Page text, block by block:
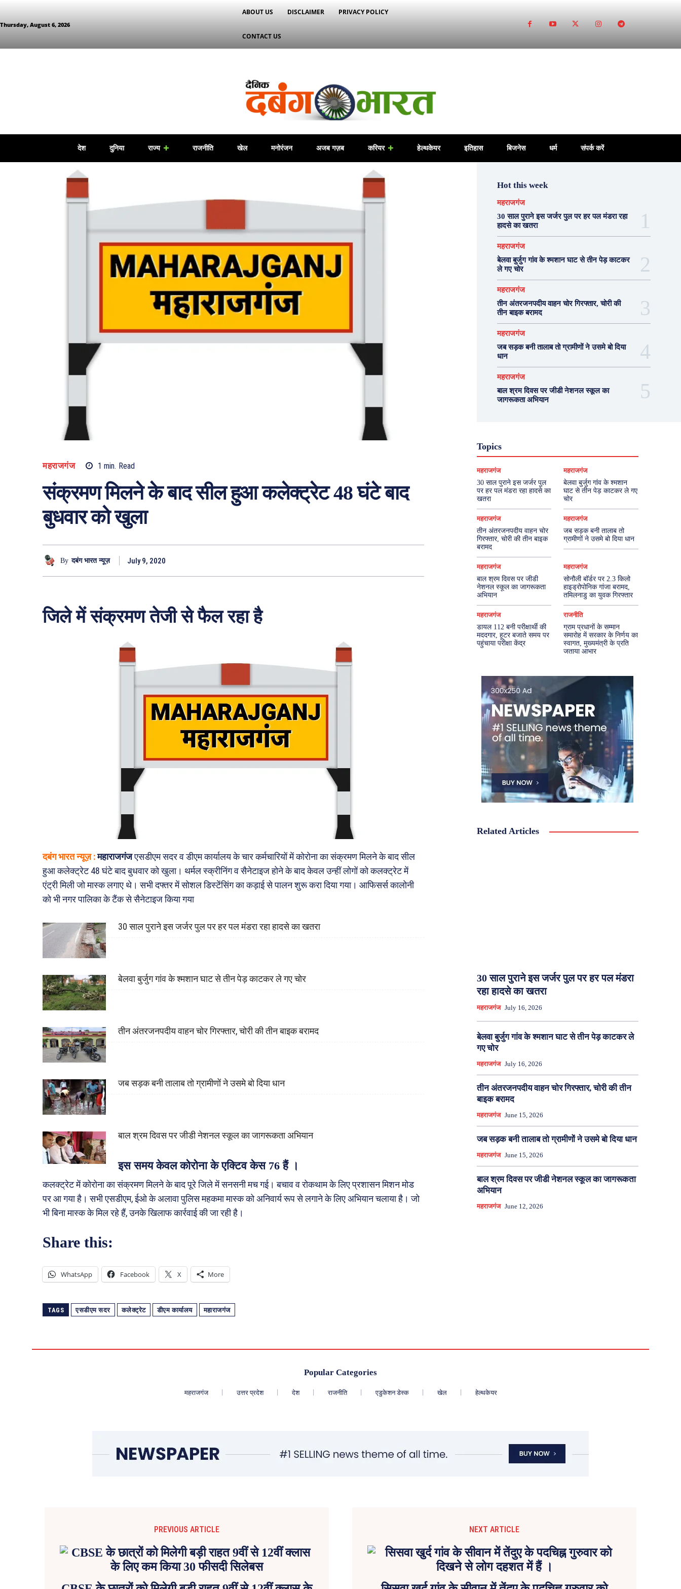
Thursday, August 6, 2026
ABOUT US DISCLAIMER PRIVACY POLICY
CONTACT US
देश दुनिया राज्य राजनीति खेल मनोरंजन अजब गज़ब करियर हेल्थकेयर इतिहास बिजनेस धर्म संपर्क करें
महराजगंज 1 min. Read
संक्रमण मिलने के बाद सील हुआ कलेक्ट्रेट 48 घंटे बाद
बुधवार को खुला
By दबंग भारत न्यूज़ July 9, 2020
जिले में संक्रमण तेजी से फैल रहा है
दबंग भारत न्यूज़ :महाराजगंजएसडीएम सदर व डीएम कार्यालय के चार कर्मचारियों में कोरोना का संक्रमण मिलने के बाद सील
हुआ कलेक्ट्रेट 48 घंटे बाद बुधवार को खुला। थर्मल स्क्रीनिंग व सैनेटाइज होने के बाद केवल उन्हीं लोगों को कलक्ट्रेट में
एंट्री मिली जो मास्क लगाए थे। सभी दफ्तर में सोशल डिस्टेंसिंग का कड़ाई से पालन शुरू करा दिया गया। आफिसर्स कालोनी
को भी नगर पालिका के टैंक से सैनेटाइज किया गया
30 साल पुराने इस जर्जर पुल पर हर पल मंडरा रहा हादसे का खतरा
बेलवा बुर्जुग गांव के श्मशान घाट से तीन पेड़ काटकर ले गए चोर
तीन अंतरजनपदीय वाहन चोर गिरफ्तार, चोरी की तीन बाइक बरामद
जब सड़क बनी तालाब तो ग्रामीणों ने उसमे बो दिया धान
बाल श्रम दिवस पर जीडी नेशनल स्कूल का जागरूकता अभियान
इस समय केवल कोरोना के एक्टिव केस 76 हैं ।
कलक्ट्रेट में कोरोना का संक्रमण मिलने के बाद पूरे जिले में सनसनी मच गई। बचाव व रोकथाम के लिए प्रशासन मिशन मोड
पर आ गया है। सभी एसडीएम, ईओ के अलावा पुलिस महकमा मास्क को अनिवार्य रूप से लगाने के लिए अभियान चलाया है। जो
भी बिना मास्क के मिल रहे हैं, उनके खिलाफ कार्रवाई की जा रही है।
Share this:
WhatsApp Facebook X More
TAGS एसडीएम सदर कलेक्ट्रेट डीएम कार्यालय महाराजगंज
Hot this week
महराजगंज
30 साल पुराने इस जर्जर पुल पर हर पल मंडरा रहा
हादसे का खतरा
महराजगंज
बेलवा बुर्जुग गांव के श्मशान घाट से तीन पेड़ काटकर
ले गए चोर
महराजगंज
तीन अंतरजनपदीय वाहन चोर गिरफ्तार, चोरी की
तीन बाइक बरामद
महराजगंज
जब सड़क बनी तालाब तो ग्रामीणों ने उसमे बो दिया
धान
महराजगंज
बाल श्रम दिवस पर जीडी नेशनल स्कूल का
जागरूकता अभियान
Topics
महराजगंज
30 साल पुराने इस जर्जर पुल
पर हर पल मंडरा रहा हादसे का
खतरा
महराजगंज
बेलवा बुर्जुग गांव के श्मशान
घाट से तीन पेड़ काटकर ले गए
चोर
महराजगंज
तीन अंतरजनपदीय वाहन चोर
गिरफ्तार, चोरी की तीन बाइक
बरामद
महराजगंज
जब सड़क बनी तालाब तो
ग्रामीणों ने उसमे बो दिया धान
महराजगंज
बाल श्रम दिवस पर जीडी
नेशनल स्कूल का जागरूकता
अभियान
महराजगंज
सोनौली बॉर्डर पर 2.3 किलो
हाइड्रोपोनिक गांजा बरामद,
तमिलनाडु का युवक गिरफ्तार
महराजगंज
डायल 112 बनी परीक्षार्थी की
मददगार, हूटर बजाते समय पर
पहुंचाया परीक्षा केंद्र
राजनीति
ग्राम प्रधानों के सम्मान
समारोह में सरकार के निर्णय का
स्वागत, मुख्यमंत्री के प्रति
जताया आभार
Related Articles
30 साल पुराने इस जर्जर पुल पर हर पल मंडरा
रहा हादसे का खतरा
महराजगंज July 16, 2026
बेलवा बुर्जुग गांव के श्मशान घाट से तीन पेड़ काटकर ले
गए चोर
महराजगंज July 16, 2026
तीन अंतरजनपदीय वाहन चोर गिरफ्तार, चोरी की तीन
बाइक बरामद
महराजगंज June 15, 2026
जब सड़क बनी तालाब तो ग्रामीणों ने उसमे बो दिया धान
महराजगंज June 15, 2026
बाल श्रम दिवस पर जीडी नेशनल स्कूल का जागरूकता
अभियान
महराजगंज June 12, 2026
Popular Categories
महराजगंज उत्तर प्रदेश देश राजनीति एडुकेशन डेस्क खेल हेल्थकेयर
PREVIOUS ARTICLE NEXT ARTICLE